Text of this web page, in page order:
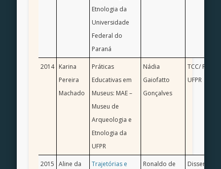
Etnologia da
Universidade
Federal do
Paraná
2014 Karina
Pereira
Machado
Práticas
Educativas em
Museus: MAE –
Museu de
Arqueologia e
Etnologia da
UFPR
Nádia
Gaiofatto
Gonçalves
TCC/
UFPR
2015
Aline da
Trajetórias e
Ronaldo de